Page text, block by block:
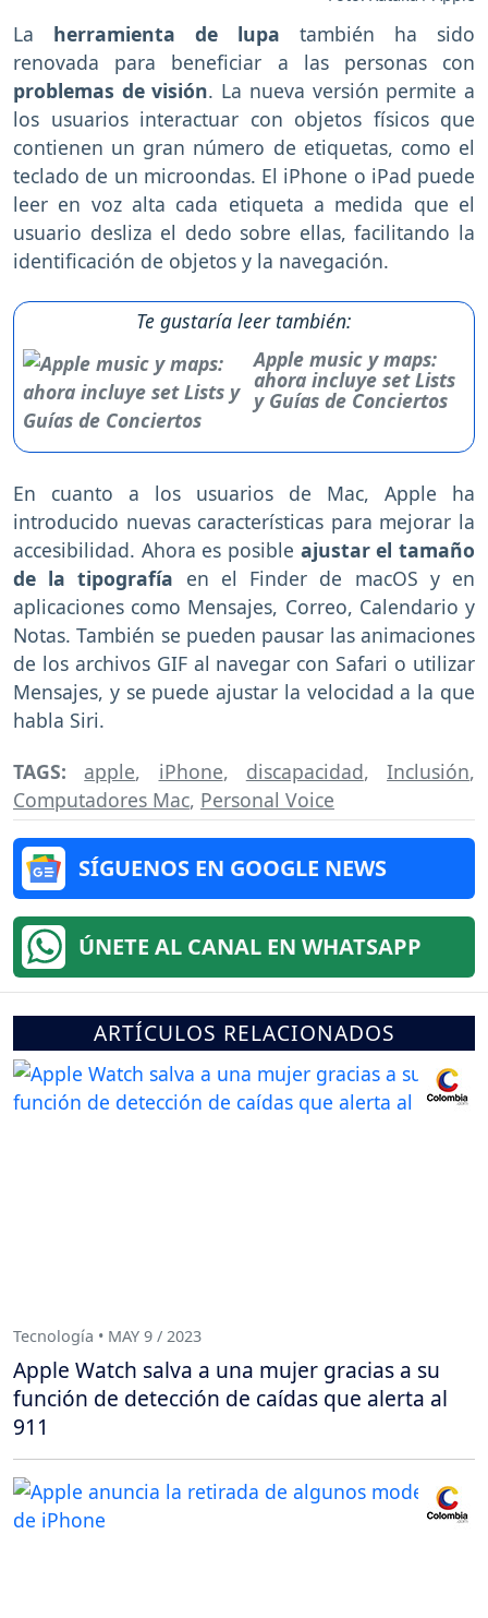
La herramienta de lupa también ha sido
renovada para beneficiar a las personas con
problemas de visión. La nueva versión permite a
los usuarios interactuar con objetos físicos que
contienen un gran número de etiquetas, como el
teclado de un microondas. El iPhone o iPad puede
leer en voz alta cada etiqueta a medida que el
usuario desliza el dedo sobre ellas, facilitando la
identificación de objetos y la navegación.
Te gustaría leer también:
Apple music y maps:
ahora incluye set Lists
y Guías de Conciertos
En cuanto a los usuarios de Mac, Apple ha
introducido nuevas características para mejorar la
accesibilidad. Ahora es posible ajustar el tamaño
de la tipografía en el Finder de macOS y en
aplicaciones como Mensajes, Correo, Calendario y
Notas. También se pueden pausar las animaciones
de los archivos GIF al navegar con Safari o utilizar
Mensajes, y se puede ajustar la velocidad a la que
habla Siri.
TAGS: apple, iPhone, discapacidad, Inclusión,
Computadores Mac, Personal Voice
SÍGUENOS EN GOOGLE NEWS
ÚNETE AL CANAL EN WHATSAPP
ARTÍCULOS RELACIONADOS
Tecnología • MAY 9 / 2023
Apple Watch salva a una mujer gracias a su
función de detección de caídas que alerta al
911